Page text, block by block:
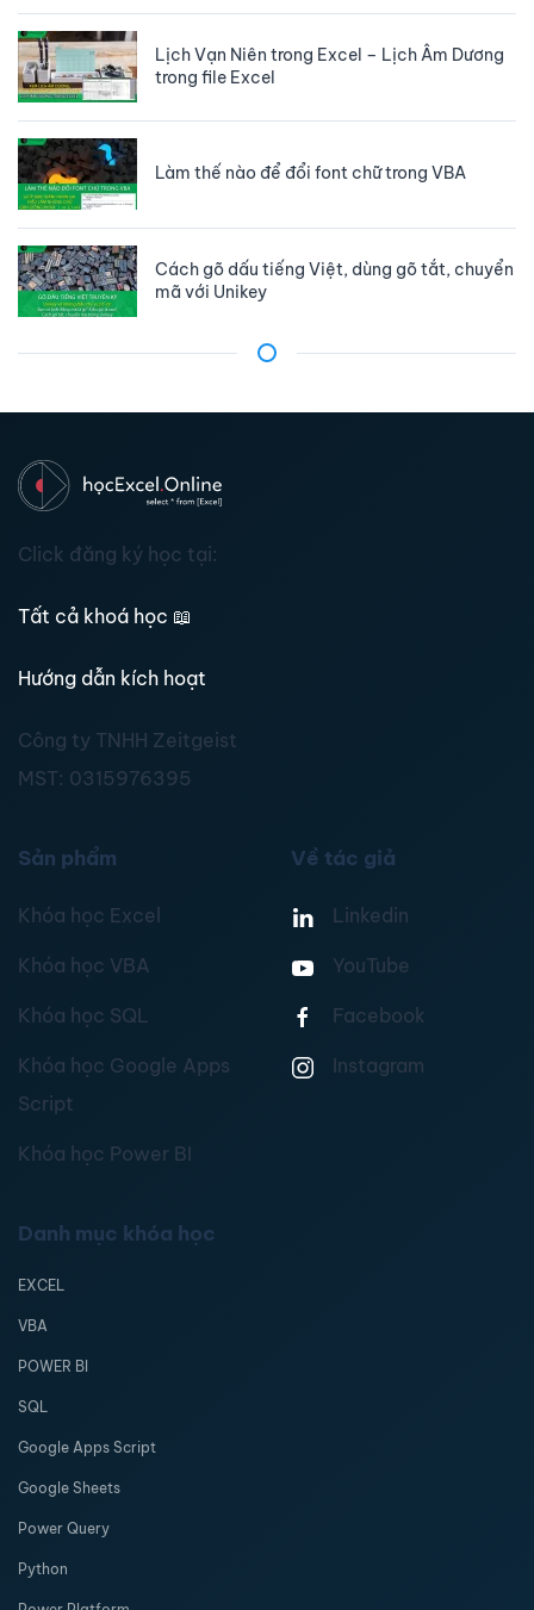
Lịch Vạn Niên trong Excel – Lịch Âm Dương
trong file Excel
Làm thế nào để đổi font chữ trong VBA
Cách gõ dấu tiếng Việt, dùng gõ tắt, chuyển
mã với Unikey
Click đăng ký học tại:
Tất cả khoá học 📖
Hướng dẫn kích hoạt
Công ty TNHH Zeitgeist
MST: 0315976395
Sản phẩm
Khóa học Excel
Khóa học VBA
Khóa học SQL
Khóa học Google Apps
Script
Khóa học Power BI
Về tác giả
Linkedin
YouTube
Facebook
Instagram
Danh mục khóa học
EXCEL
VBA
POWER BI
SQL
Google Apps Script
Google Sheets
Power Query
Python